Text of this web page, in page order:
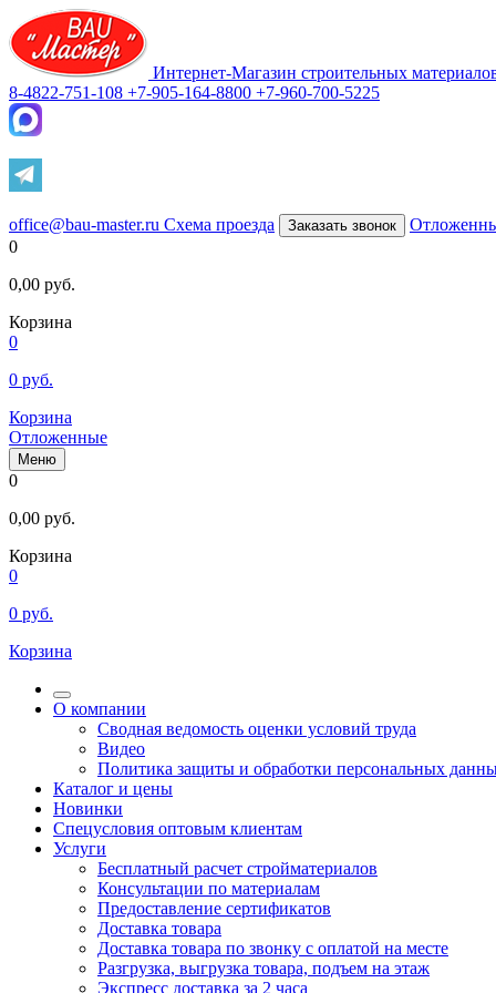
Интернет-Магазин строительных
8-4822-751-108 +7-905-164-8800 +7-960-700-5225
office@bau-master.ru Схема проезда Заказать звонок
0
0,00 руб.
Корзина
0
0 руб.
Корзина
Отложенные
Меню
0
0,00 руб.
Корзина
0
0 руб.
Корзина
О компании
Сводная ведомость оценки условий труда
Видео
Политика защиты и обработки персональных
Каталог и цены
Новинки
Спецусловия оптовым клиентам
Услуги
Бесплатный расчет стройматериалов
Консультации по материалам
Предоставление сертификатов
Доставка товара
Доставка товара по звонку с оплатой на месте
Разгрузка, выгрузка товара, подъем на этаж
Экспресс доставка за 2 часа